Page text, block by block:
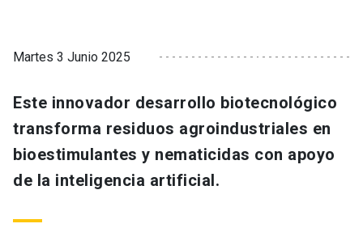
Martes 3 Junio 2025
Este innovador desarrollo biotecnológico
transforma residuos agroindustriales en
bioestimulantes y nematicidas con apoyo
de la inteligencia artificial.